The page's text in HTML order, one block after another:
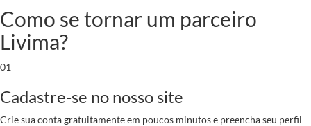
Como se tornar um parceiro
Livima?
01
Cadastre-se no nosso site
Crie sua conta gratuitamente em poucos minutos e preencha seu perfil